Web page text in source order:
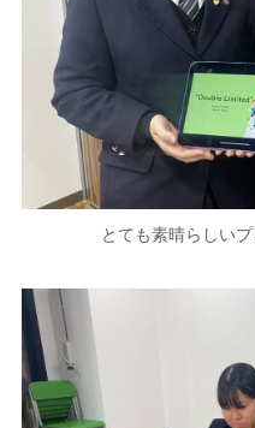
とても素晴らしい